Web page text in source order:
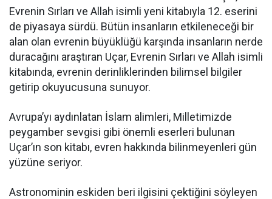
Evrenin Sırları ve Allah isimli yeni kitabıyla 12. eserini
de piyasaya sürdü. Bütün insanların etkileneceği bir
alan olan evrenin büyüklüğü karşında insanların nerde
duracağını araştıran Uçar, Evrenin Sırları ve Allah isimli
kitabında, evrenin derinliklerinden bilimsel bilgiler
getirip okuyucusuna sunuyor.
Avrupa’yı aydınlatan İslam alimleri, Milletimizde
peygamber sevgisi gibi önemli eserleri bulunan
Uçar’ın son kitabı, evren hakkında bilinmeyenleri gün
yüzüne seriyor.
Astronominin eskiden beri ilgisini çektiğini söyleyen